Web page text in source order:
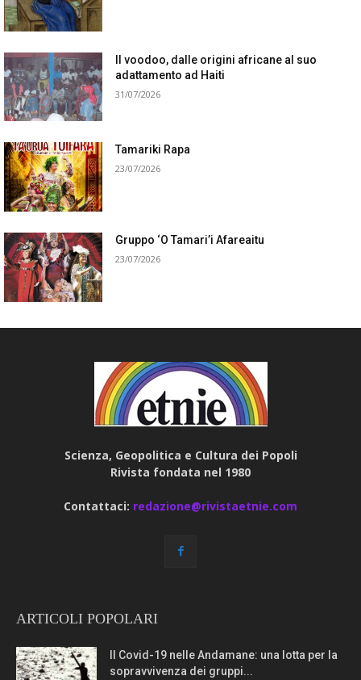
Il voodoo, dalle origini africane al suo
adattamento ad Haiti
31/07/2026
Tamariki Rapa
23/07/2026
Gruppo ‘O Tamari’i Afareaitu
23/07/2026
Scienza, Geopolitica e Cultura dei Popoli
Rivista fondata nel 1980
Contattaci: redazione@rivistaetnie.com
ARTICOLI POPOLARI
Il Covid-19 nelle Andamane: una lotta per la
sopravvivenza dei gruppi...